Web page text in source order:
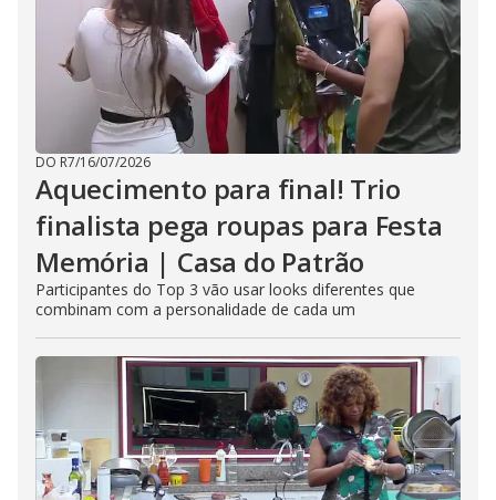
DO R7/16/07/2026
Aquecimento para final! Trio
finalista pega roupas para Festa
Memória | Casa do Patrão
Participantes do Top 3 vão usar looks diferentes que
combinam com a personalidade de cada um